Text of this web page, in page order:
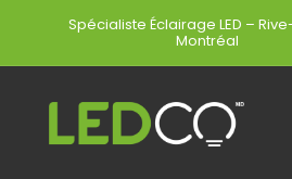
Spécialiste Éclairage LED –
Montréal